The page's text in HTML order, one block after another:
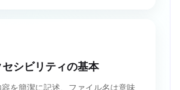
セシビリティの基本
を簡潔に記述、ファイル名は意味